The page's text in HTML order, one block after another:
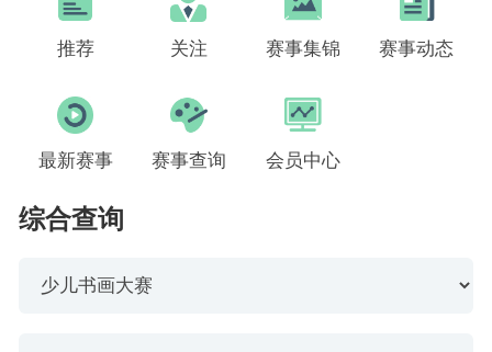
推荐 关注 赛事集锦 赛事动态
最新赛事 赛事查询 会员中心
综合查询